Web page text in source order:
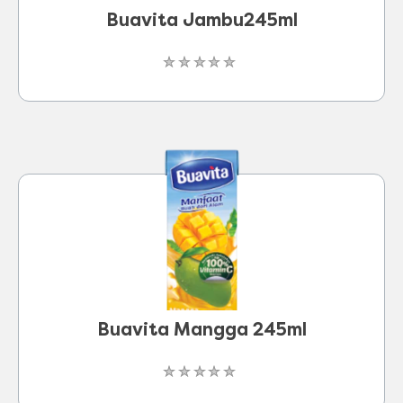
Buavita Jambu245ml
Tidak
peringkat
dikirimkan
untuk
product
ini
Buavita Mangga 245ml
Tidak